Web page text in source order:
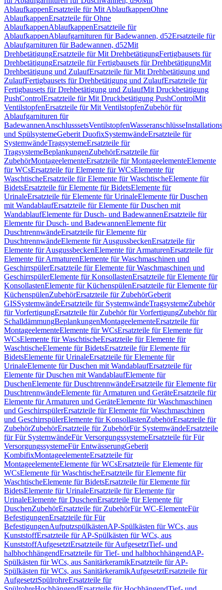
AblaufkappenErsatzteile für Mit AblaufkappenOhne
AblaufkappenErsatzteile für Ohne
AblaufkappenAblaufkappenErsatzteile für
AblaufkappenAblaufgarnituren für Badewannen, d52Ersatzteile für
Ablaufgarnituren für Badewannen, d52Mit
DrehbetätigungErsatzteile für Mit DrehbetätigungFertigbausets für
DrehbetätigungErsatzteile für Fertigbausets für DrehbetätigungMit
Drehbetätigung und ZulaufErsatzteile für Mit Drehbetätigung und
ZulaufFertigbausets für Drehbetätigung und ZulaufErsatzteile für
Fertigbausets für Drehbetätigung und ZulaufMit Druckbetätigung
PushControlErsatzteile für Mit Druckbetätigung PushControlMit
VentilstopfenErsatzteile für Mit VentilstopfenZubehör für
Ablaufgarnituren für
BadewannenAnschlusssetsVentilstopfenWasseranschlüsse
und SpülsystemeGeberit DuofixSystemwändeErsatzteile für
SystemwändeTragsystemeErsatzteile für
TragsystemeBeplankungenZubehörErsatzteile für
ZubehörMontageelementeErsatzteile für MontageelementeElemente
für WCsErsatzteile für Elemente für WCsElemente für
WaschtischeErsatzteile für Elemente für WaschtischeElemente für
BidetsErsatzteile für Elemente für BidetsElemente für
UrinaleErsatzteile für Elemente für UrinaleElemente für Duschen
mit WandablaufErsatzteile für Elemente für Duschen mit
WandablaufElemente für Dusch- und BadewannenErsatzteile für
Elemente für Dusch- und BadewannenElemente für
DuschtrennwändeErsatzteile für Elemente für
DuschtrennwändeElemente für AusgussbeckenErsatzteile für
Elemente für AusgussbeckenElemente für ArmaturenErsatzteile für
Elemente für ArmaturenElemente für Waschmaschinen und
GeschirrspülerErsatzteile für Elemente für Waschmaschinen und
GeschirrspülerElemente für KonsollastenErsatzteile für Elemente für
KonsollastenElemente für KüchenspülenErsatzteile für Elemente für
KüchenspülenZubehörErsatzteile für ZubehörGeberit
GISSystemwändeErsatzteile für SystemwändeTragsystemeZubehör
für VorfertigungErsatzteile für Zubehör für VorfertigungZubehör für
SchalldämmungBeplankungenMontageelementeErsatzteile für
MontageelementeElemente für WCsErsatzteile für Elemente für
WCsElemente für WaschtischeErsatzteile für Elemente für
WaschtischeElemente für BidetsErsatzteile für Elemente für
BidetsElemente für UrinaleErsatzteile für Elemente für
UrinaleElemente für Duschen mit WandablaufErsatzteile für
Elemente für Duschen mit WandablaufElemente für
DuschenElemente für DuschtrennwändeErsatzteile für Elemente für
DuschtrennwändeElemente für Armaturen und GeräteErsatzteile für
Elemente für Armaturen und GeräteElemente für Waschmaschinen
und GeschirrspülerErsatzteile für Elemente für Waschmaschinen
und GeschirrspülerElemente für KonsollastenZubehörErsatzteile für
ZubehörZubehörErsatzteile für ZubehörFür SystemwändeErsatzteile
für Für SystemwändeFür VersorgungssystemeErsatzteile für Für
VersorgungssystemeFür EntwässerungGeberit
KombifixMontageelementeErsatzteile für
MontageelementeElemente für WCsErsatzteile für Elemente für
WCsElemente für WaschtischeErsatzteile für Elemente für
WaschtischeElemente für BidetsErsatzteile für Elemente für
BidetsElemente für UrinaleErsatzteile für Elemente für
UrinaleElemente für DuschenErsatzteile für Elemente für
DuschenZubehörErsatzteile für ZubehörFür WC-ElementeFür
BefestigungenErsatzteile für Für
BefestigungenAufputzspülkästenAP-Spülkästen für WCs, aus
KunststoffErsatzteile für AP-Spülkästen für WCs, aus
KunststoffAufgesetztErsatzteile für AufgesetztTief- und
halbhochhängendErsatzteile für Tief- und halbhochhängendAP-
Spülkästen für WCs, aus SanitärkeramikErsatzteile für AP-
Spülkästen für WCs, aus SanitärkeramikAufgesetztErsatzteile für
AufgesetztSpülrohreErsatzteile für